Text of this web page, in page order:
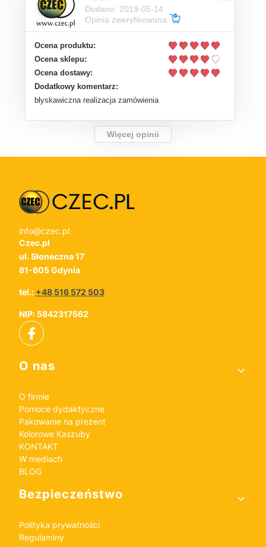
Dodano: 2019-05-14
Opinia zweryfikowana
Ocena produktu:
Ocena sklepu:
Ocena dostawy:
Dodatkowy komentarz:
błyskawiczna realizacja zamówienia
Więcej opinii
info@czec.pl
Czec.pl
ul. Słoneczna 17
81-605 Gdynia
tel.: +48 516 572 503
NIP: 5842317562
Linki w stopce
O nas
O firmie
Pomoce dydaktyczne
Pakowanie na prezent
Kolorowe Kaszuby
KONTAKT
W mediach
BLOG
Bezpieczeństwo
Polityka prywatności
Regulaminy